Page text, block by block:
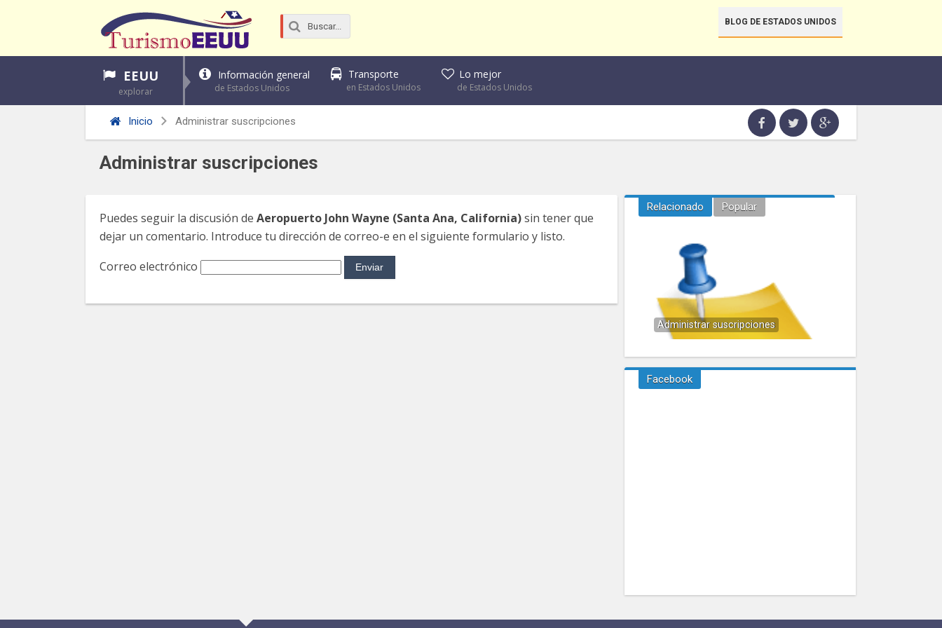
BLOG DE ESTADOS UNIDOS
EEUU
explorar
Información general
de Estados Unidos
Transporte
en Estados Unidos
Lo mejor
de Estados Unidos
Inicio Administrar suscripciones
Administrar suscripciones
Puedes seguir la discusión de Aeropuerto John Wayne (Santa Ana, California)sin tener que
dejar un comentario. Introduce tu dirección de correo-e en el siguiente formulario y listo.
Correo electrónico
Relacionado Popular
Administrar suscripciones
Facebook